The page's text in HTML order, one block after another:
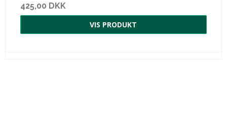
425,00 DKK
VIS PRODUKT